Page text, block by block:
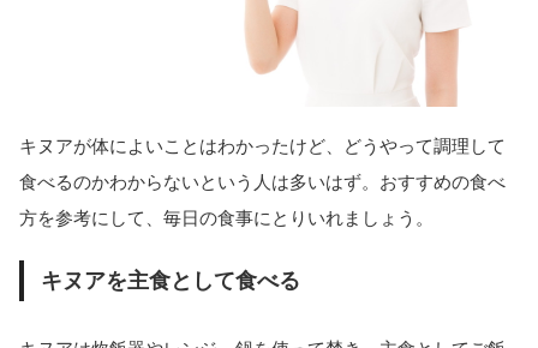
キヌアが体によいことはわかったけど、どうやって調理して
食べるのかわからないという人は多いはず。おすすめの食べ
方を参考にして、毎日の食事にとりいれましょう。
キヌアを主食として食べる